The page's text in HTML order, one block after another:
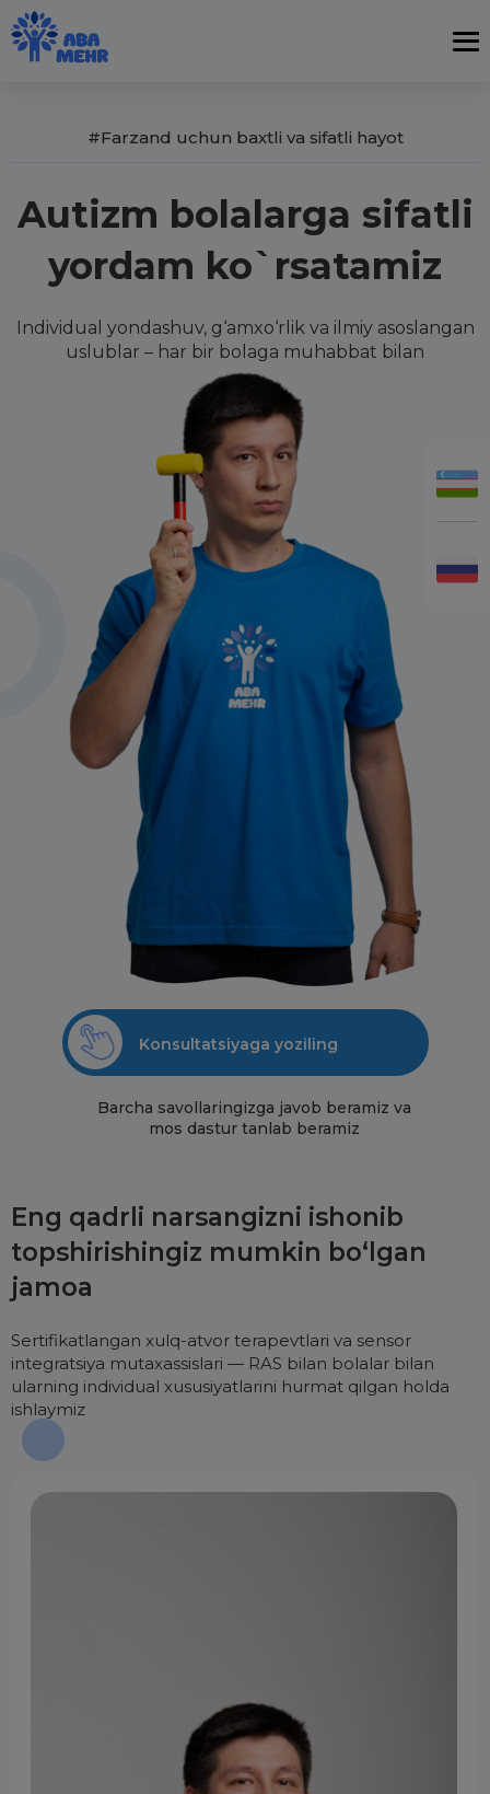
#Farzand uchun baxtli va sifatli hayot
Autizm bolalarga sifatli
yordam ko`rsatamiz
Individual yondashuv, g‘amxo‘rlik va ilmiy asoslangan
uslublar – har bir bolaga muhabbat bilan
Konsultatsiyaga yoziling
Barcha savollaringizga javob beramiz va
mos dastur tanlab beramiz
Eng qadrli narsangizni ishonib
topshirishingiz mumkin bo‘lgan
jamoa
Sertifikatlangan xulq-atvor terapevtlari va sensor
integratsiya mutaxassislari — RAS bilan bolalar bilan
ularning individual xususiyatlarini hurmat qilgan holda
ishlaymiz